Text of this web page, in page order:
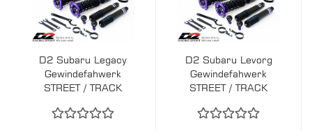
D2 Subaru Legacy
Gewindefahwerk
STREET / TRACK
D2 Subaru Levorg
Gewindefahwerk
STREET / TRACK